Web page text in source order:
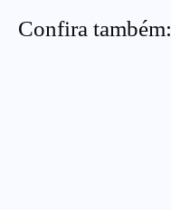
Confira também: